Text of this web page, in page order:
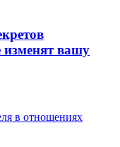
изменят вашу